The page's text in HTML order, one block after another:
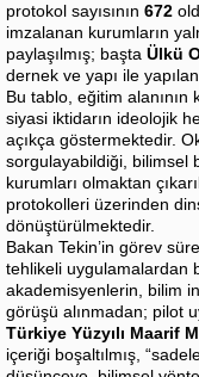
protokol sayısının 672
imzalanan kurumların
paylaşılmış; başta Ülkü
dernek ve yapı ile
Bu tablo, eğitim
siyasi iktidarın ideolojik
açıkça göstermektedir.
sorgulayabildiği, bilimsel
kurumları olmaktan
protokolleri üzerinden
dönüştürülmektedir.
Bakan Tekin’in görev
tehlikeli uygulamalardan
akademisyenlerin, bilim
görüşü alınmadan; pilot
Türkiye Yüzyılı Maarif
içeriği boşaltılmış,